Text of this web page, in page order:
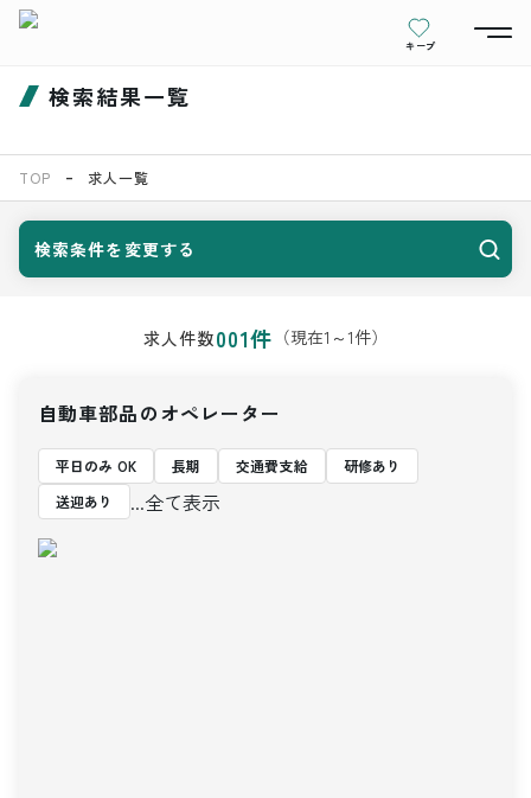
キープ
検索結果一覧
TOP 求人一覧
検索条件を変更する
求人件数001件 （現在1 ～1件）
自動車部品のオペレーター
平日のみ OK 長期 交通費支給
研修あり
送迎あり
...全て表示